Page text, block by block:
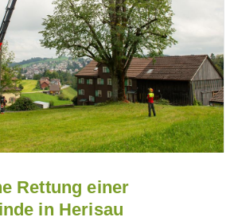
Rettung einer
in Herisau